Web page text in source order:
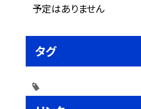
予定はありません
タグ